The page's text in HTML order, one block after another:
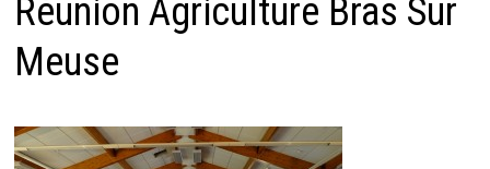
Réunion Agriculture Bras Sur
Meuse